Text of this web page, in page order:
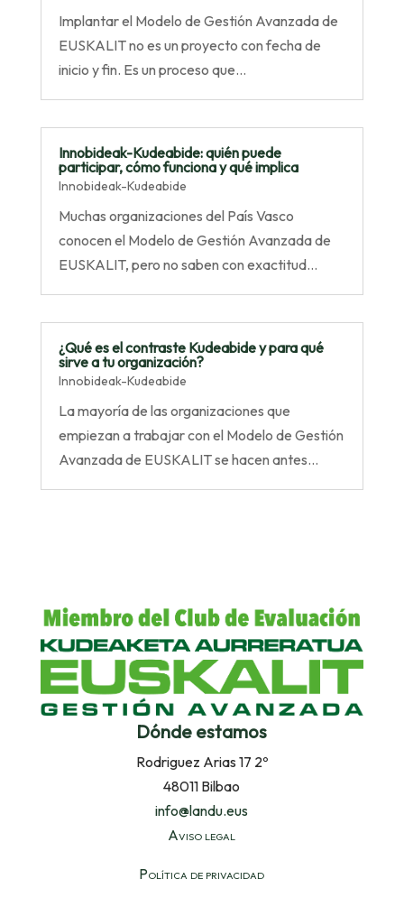
Implantar el Modelo de Gestión Avanzada de
EUSKALIT no es un proyecto con fecha de
inicio y fin. Es un proceso que…
Innobideak-Kudeabide: quién puede
participar, cómo funciona y qué implica
Innobideak-Kudeabide
Muchas organizaciones del País Vasco
conocen el Modelo de Gestión Avanzada de
EUSKALIT, pero no saben con exactitud…
¿Qué es el contraste Kudeabide y para qué
sirve a tu organización?
Innobideak-Kudeabide
La mayoría de las organizaciones que
empiezan a trabajar con el Modelo de Gestión
Avanzada de EUSKALIT se hacen antes…
Dónde estamos
Rodriguez Arias 17 2º
48011 Bilbao
info@landu.eus
Aviso legal
Política de privacidad